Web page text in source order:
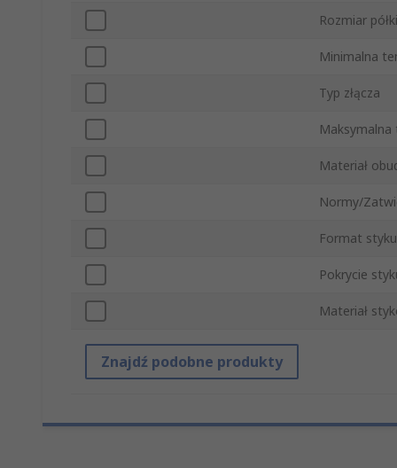
Rozmiar półki
Minimalna
Typ złącza
Materiał
Normy/
Format styku
Pokrycie
Materiał
Znajdź podobne produkty